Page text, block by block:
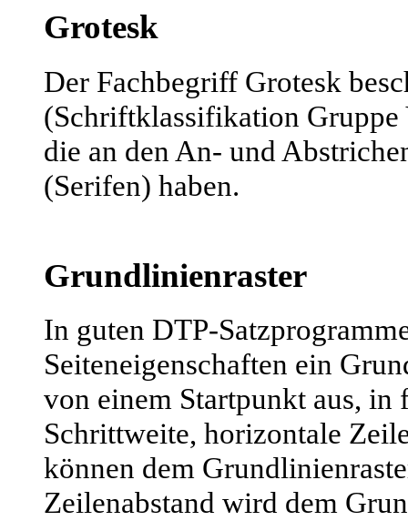
Grotesk
Der Fachbegriff Grotesk
(Schriftklassifikation
die an den An- und
(Serifen) haben.
Grundlinienraster
In guten DTP-
Seiteneigenschaften ein
von einem Startpunkt aus, in
Schrittweite, horizontale
können dem
Zeilenabstand wird dem